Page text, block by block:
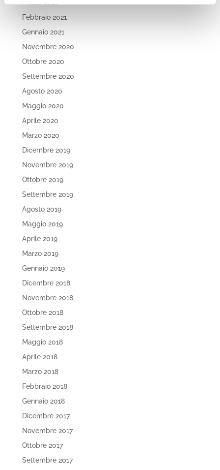
Febbraio 2021
Gennaio 2021
Novembre 2020
Ottobre 2020
Settembre 2020
Agosto 2020
Maggio 2020
Aprile 2020
Marzo 2020
Dicembre 2019
Novembre 2019
Ottobre 2019
Settembre 2019
Agosto 2019
Maggio 2019
Aprile 2019
Marzo 2019
Gennaio 2019
Dicembre 2018
Novembre 2018
Ottobre 2018
Settembre 2018
Maggio 2018
Aprile 2018
Marzo 2018
Febbraio 2018
Gennaio 2018
Dicembre 2017
Novembre 2017
Ottobre 2017
Settembre 2017